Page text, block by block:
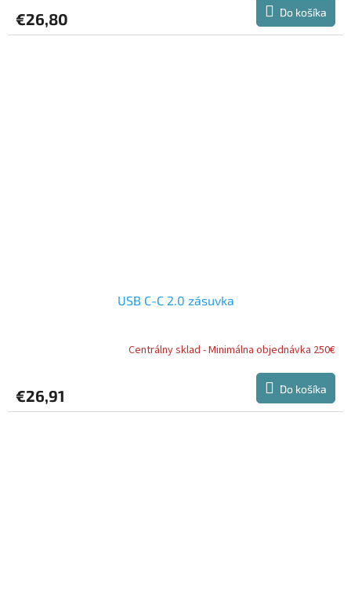
€26,80 Do košíka
USB C-C 2.0 zásuvka
Centrálny sklad - Minimálna objednávka 250€
€26,91 Do košíka